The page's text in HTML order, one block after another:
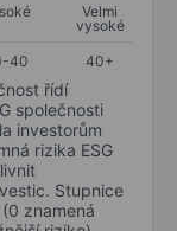
Velmi
vysoké
40 40+
řídí
společnosti
investorům
rizika ESG
Stupnice
znamená